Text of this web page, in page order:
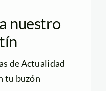
nuestro
de Actualidad
tu buzón